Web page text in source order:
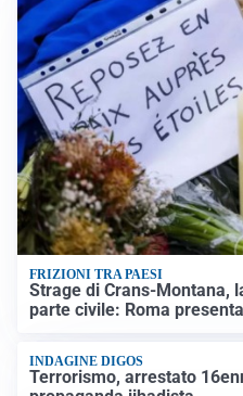
FRIZIONI TRA PAESI
Strage di Crans-Montana,
parte civile: Roma
INDAGINE DIGOS
Terrorismo, arrestato